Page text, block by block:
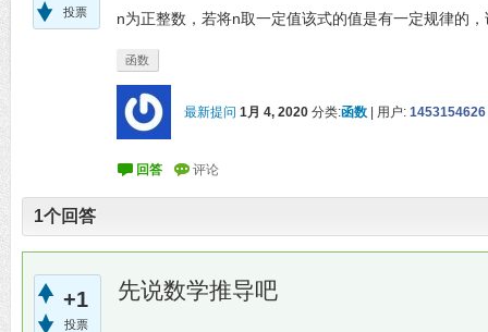
投票 n为正整数，若将n取一定值该式的值是有一定规律的
函数
最新提问 1月 4, 2020 分类:函数 用户: 1453154626
1个回答
+1
投票
先说数学推导吧